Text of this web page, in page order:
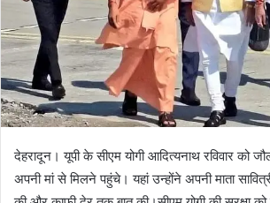
l
देहरादून। यूपी के सीएम योगी आदित्यनाथ रविवार को
अपनी मां से मिलने पहुंचे। यहां उन्होंने अपनी माता